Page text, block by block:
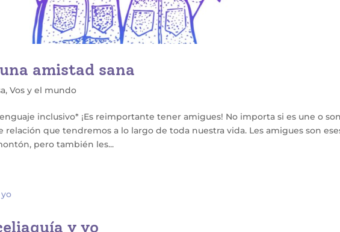
amistad sana
,Vos y el mundo
inclusivo* ¡Es reimportante tener amigues! No importa si es une o
relación que tendremos a lo largo de toda nuestra vida. Les amigues son
pero también les...
y yo